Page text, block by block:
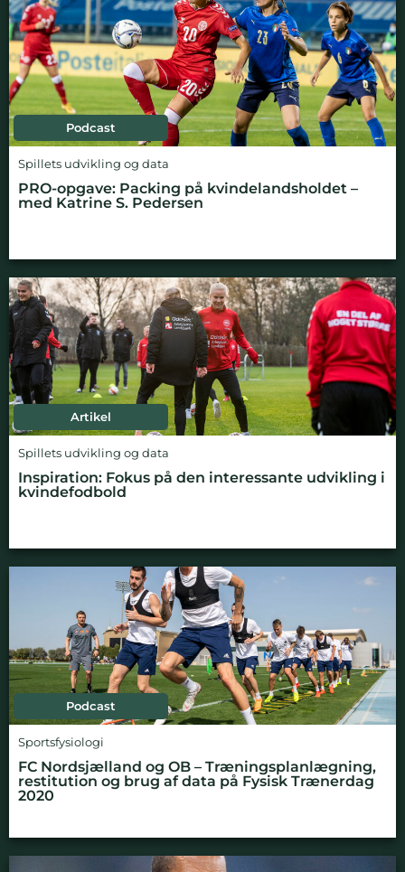
Podcast
Spillets udvikling og data
PRO-opgave: Packing på kvindelandsholdet –
med Katrine S. Pedersen
Artikel
Spillets udvikling og data
Inspiration: Fokus på den interessante udvikling i
kvindefodbold
Podcast
Sportsfysiologi
FC Nordsjælland og OB – Træningsplanlægning,
restitution og brug af data på Fysisk Trænerdag
2020